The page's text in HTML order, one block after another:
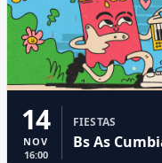
14
NOV
16:00
FIESTAS
Bs As